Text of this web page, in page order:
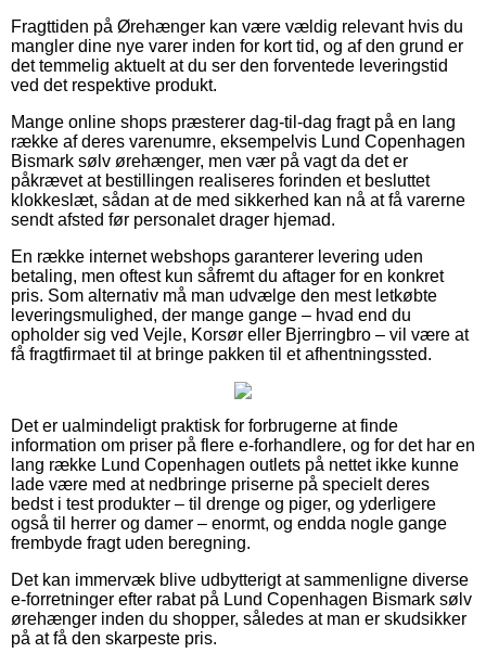
Fragttiden på Ørehænger kan være vældig relevant hvis du
mangler dine nye varer inden for kort tid, og af den grund er
det temmelig aktuelt at du ser den forventede leveringstid
ved det respektive produkt.
Mange online shops præsterer dag-til-dag fragt på en lang
række af deres varenumre, eksempelvis Lund Copenhagen
Bismark sølv ørehænger, men vær på vagt da det er
påkrævet at bestillingen realiseres forinden et besluttet
klokkeslæt, sådan at de med sikkerhed kan nå at få varerne
sendt afsted før personalet drager hjemad.
En række internet webshops garanterer levering uden
betaling, men oftest kun såfremt du aftager for en konkret
pris. Som alternativ må man udvælge den mest letkøbte
leveringsmulighed, der mange gange – hvad end du
opholder sig ved Vejle, Korsør eller Bjerringbro – vil være at
få fragtfirmaet til at bringe pakken til et afhentningssted.
Det er ualmindeligt praktisk for forbrugerne at finde
information om priser på flere e-forhandlere, og for det har en
lang række Lund Copenhagen outlets på nettet ikke kunne
lade være med at nedbringe priserne på specielt deres
bedst i test produkter – til drenge og piger, og yderligere
også til herrer og damer – enormt, og endda nogle gange
frembyde fragt uden beregning.
Det kan immervæk blive udbytterigt at sammenligne diverse
e-forretninger efter rabat på Lund Copenhagen Bismark sølv
ørehænger inden du shopper, således at man er skudsikker
på at få den skarpeste pris.